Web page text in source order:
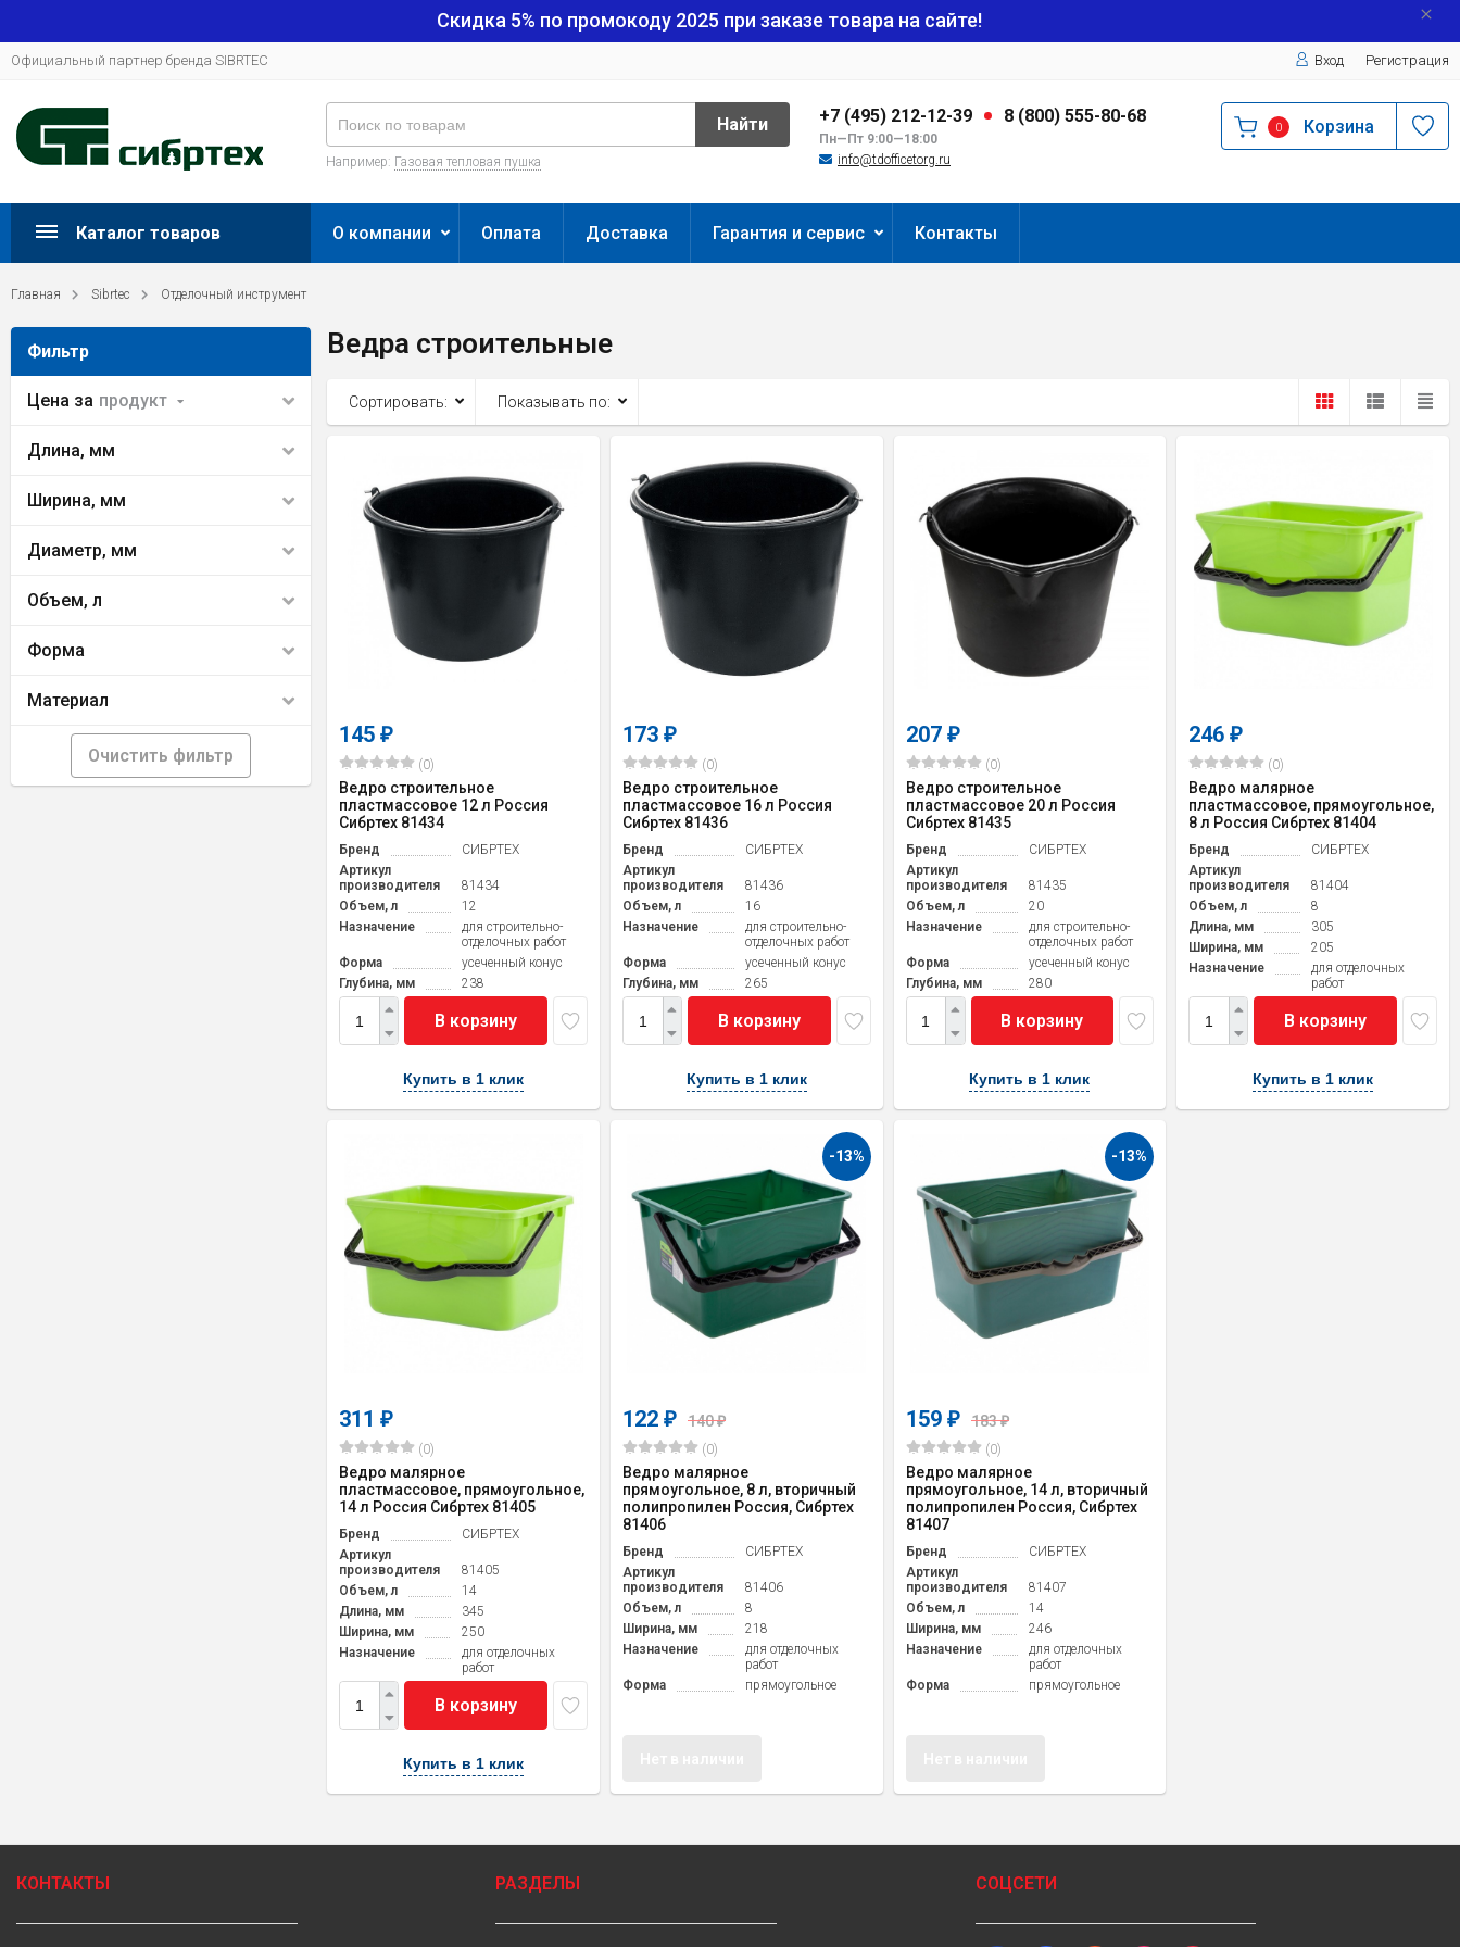
Скидка 5% по промокоду 2025 при заказе товара на сайте!
Официальный партнер бренда SIBRTEC Вход Регистрация
+7 (495) 212-12-39 8 (800) 555-80-68
Пн—Пт 9:00—18:00
info@tdofficetorg.ru
Найти
Например: Газовая тепловая пушка
0 Корзина
Каталог товаров О компании Оплата Доставка Гарантия и сервис Контакты
Главная Sibrtec Отделочный инструмент
Фильтр
Цена за продукт
Длина, мм
Ширина, мм
Диаметр, мм
Объем, л
Форма
Материал
Очистить фильтр
Ведра строительные
Сортировать: Показывать по:
145₽
(0)
Ведро строительное
пластмассовое 12 л Россия
Сибртех 81434
Бренд
СИБРТЕХ
Артикул
производителя
81434
Объем, л
12
Назначение
для строительно-
отделочных работ
Форма
усеченный конус
Глубина, мм
238
В корзину
Купить в 1 клик
173 ₽
(0)
Ведро строительное
пластмассовое 16 л Россия
Сибртех 81436
Бренд
СИБРТЕХ
Артикул
производителя
81436
Объем, л
16
Назначение
для строительно-
отделочных работ
Форма
усеченный конус
Глубина, мм
265
В корзину
Купить в 1 клик
207 ₽
(0)
Ведро строительное
пластмассовое 20 л Россия
Сибртех 81435
Бренд
СИБРТЕХ
Артикул
производителя
81435
Объем, л
20
Назначение
для строительно-
отделочных работ
Форма
усеченный конус
Глубина, мм
280
В корзину
Купить в 1 клик
246₽
(0)
Ведро малярное
пластмассовое, прямоугольное,
8 л Россия Сибртех 81404
Бренд
СИБРТЕХ
Артикул
производителя
81404
Объем, л
8
Длина, мм
305
Ширина, мм
205
Назначение
для отделочных
работ
В корзину
Купить в 1 клик
311₽
(0)
Ведро малярное
пластмассовое, прямоугольное,
14 л Россия Сибртех 81405
Бренд
СИБРТЕХ
Артикул
производителя
81405
Объем, л
14
Длина, мм
345
Ширина, мм
250
Назначение
для отделочных
работ
В корзину
Купить в 1 клик
-13%
122 ₽ 140₽
(0)
Ведро малярное
прямоугольное, 8 л, вторичный
полипропилен Россия, Сибртех
81406
Бренд
СИБРТЕХ
Артикул
производителя
81406
Объем, л
8
Ширина, мм
218
Назначение
для отделочных
работ
Форма
прямоугольное
-13%
159 ₽ 183₽
(0)
Ведро малярное
прямоугольное, 14 л, вторичный
полипропилен Россия, Сибртех
81407
Бренд
СИБРТЕХ
Артикул
производителя
81407
Объем, л
14
Ширина, мм
246
Назначение
для отделочных
работ
Форма
прямоугольное
КОНТАКТЫ РАЗДЕЛЫ СОЦСЕТИ